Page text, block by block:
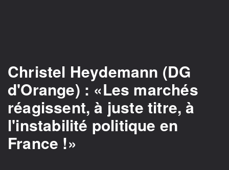
Christel Heydemann (DG
d'Orange) : «Les marchés
réagissent, à juste titre, à
l'instabilité politique en
France !»